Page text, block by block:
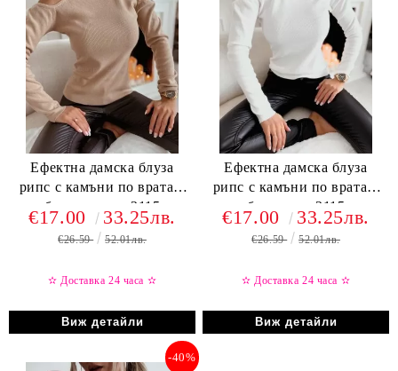
Ефектна дамска блуза
рипс с камъни по врата в
бежово - код 2115
€17.00 33.25лв.
€26.59 52.01лв.
✫ Доставка 24 часа ✫
Виж детайли
Ефектна дамска блуза
рипс с камъни по врата в
бяло - код 2115
€17.00 33.25лв.
€26.59 52.01лв.
✫ Доставка 24 часа ✫
Виж детайли
-40%